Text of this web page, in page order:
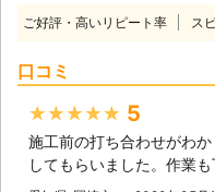
ご好評・高いリピート率 ス
口コミ
★★★★★ 5
施工前の打ち合わせがわ
してもらいました。作業も